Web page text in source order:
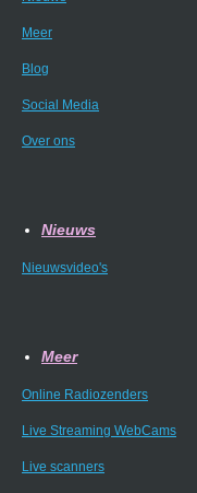
Meer
Blog
Social Media
Over ons
Nieuws
Nieuwsvideo's
Meer
Online Radiozenders
Live Streaming WebCams
Live scanners